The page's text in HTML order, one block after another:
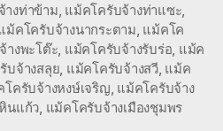
งท่าข้าม, แม้คโครับจ้างท่าแซะ,
ม้คโครับจ้างนากระตาม, แม้คโค
างพะโต๊ะ, แม้คโครับจ้างรับร่อ, แม้ค
บจ้างสลุย, แม้คโครับจ้างสวี, แม้ค
โครับจ้างหงษ์เจริญ, แม้คโครับจ้าง
นแก้ว, แม้คโครับจ้างเมืองชุมพร